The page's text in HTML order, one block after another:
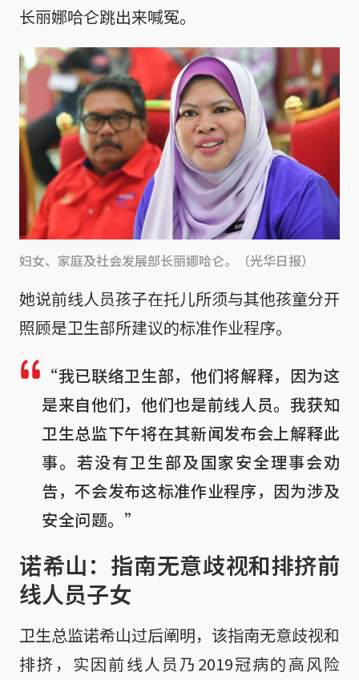
长丽娜哈仑跳出来喊冤。
妇女、家庭及社会发展部长丽娜哈仑。（光华日报）
她说前线人员孩子在托儿所须与其他孩童分开
照顾是卫生部所建议的标准作业程序。
“我已联络卫生部，他们将解释，因为这
是来自他们，他们也是前线人员。我获知
卫生总监下午将在其新闻发布会上解释此
事。若没有卫生部及国家安全理事会劝
告，不会发布这标准作业程序，因为涉及
安全问题。”
诺希山：指南无意歧视和排挤前
线人员子女
卫生总监诺希山过后阐明，该指南无意歧视和
排挤，实因前线人员乃2019冠病的高风险